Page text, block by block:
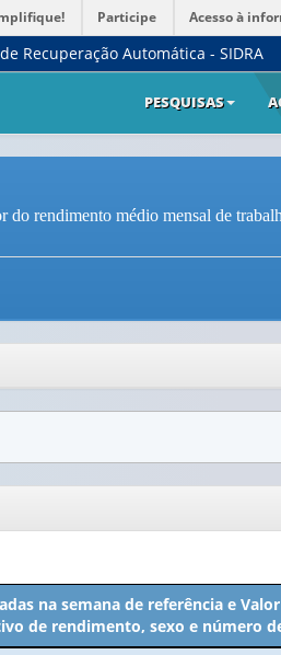
Participe Acesso à
Recuperação Automática - SIDRA
PESQUISAS
rendimento médio mensal de
na semana de referência e
de rendimento, sexo e número